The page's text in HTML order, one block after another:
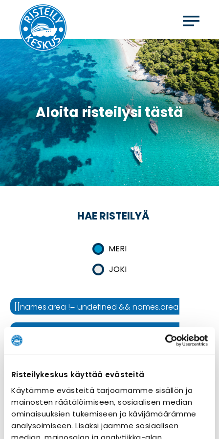
Risteilykeskus käyttää evästeitä
Käytämme evästeitä tarjoamamme sisällön ja
mainosten räätälöimiseen, sosiaalisen median
ominaisuuksien tukemiseen ja kävijämäärämme
analysoimiseen. Lisäksi jaamme sosiaalisen
Aloita risteilysi tästä
HAE RISTEILYÄ
MERI
JOKI
[[names.area != undefined && names.area != '' ?
[[names.cruiseline != undefined && names.cruiseline
[[names.ship != undefined && names.ship != '' ?
Risteilyn kesto